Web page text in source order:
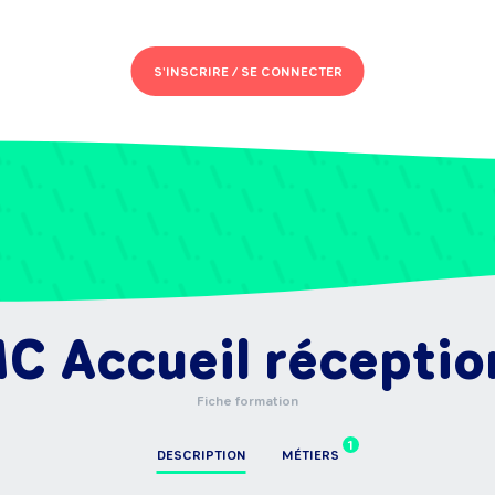
S'INSCRIRE /SE CONNECTER
Accueil
Fiche formation
DESCRIPTION
1
MÉTIERS